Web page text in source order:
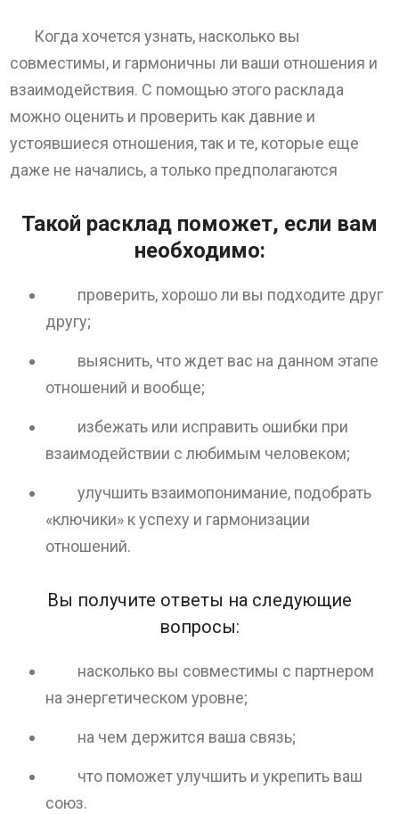
Когда хочется узнать, насколько вы
совместимы, и гармоничны ли ваши отношения и
взаимодействия. С помощью этого расклада
можно оценить и проверить как давние и
устоявшиеся отношения, так и те, которые еще
даже не начались, а только предполагаются
Такой расклад поможет, если вам
необходимо:
проверить, хорошо ли вы подходите друг
другу;
выяснить, что ждет вас на данном этапе
отношений и вообще;
избежать или исправить ошибки при
взаимодействии с любимым человеком;
улучшить взаимопонимание, подобрать
«ключики» к успеху и гармонизации
отношений.
Вы получите ответы на следующие
вопросы:
насколько вы совместимы с партнером
на энергетическом уровне;
на чем держится ваша связь;
что поможет улучшить и укрепить ваш
союз.